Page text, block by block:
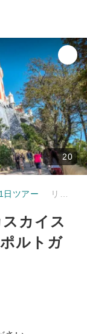
20
日ツアー
カイス
ルトガ